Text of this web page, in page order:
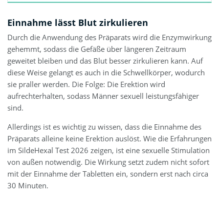
Einnahme lässt Blut zirkulieren
Durch die Anwendung des Präparats wird die Enzymwirkung
gehemmt, sodass die Gefäße über längeren Zeitraum
geweitet bleiben und das Blut besser zirkulieren kann. Auf
diese Weise gelangt es auch in die Schwellkörper, wodurch
sie praller werden. Die Folge: Die Erektion wird
aufrechterhalten, sodass Männer sexuell leistungsfähiger
sind.
Allerdings ist es wichtig zu wissen, dass die Einnahme des
Präparats alleine keine Erektion auslöst. Wie die Erfahrungen
im SildeHexal Test 2026 zeigen, ist eine sexuelle Stimulation
von außen notwendig. Die Wirkung setzt zudem nicht sofort
mit der Einnahme der Tabletten ein, sondern erst nach circa
30 Minuten.